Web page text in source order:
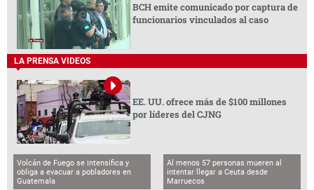
BCH emite comunicado por captura de
funcionarios vinculados al caso
LA PRENSA VIDEOS
EE. UU. ofrece más de $100 millones
por líderes del CJNG
Volcán de Fuego se intensifica y
obliga a evacuar a pobladores en
Guatemala
Al menos 57 personas mueren al
intentar llegar a Ceuta desde
Marruecos